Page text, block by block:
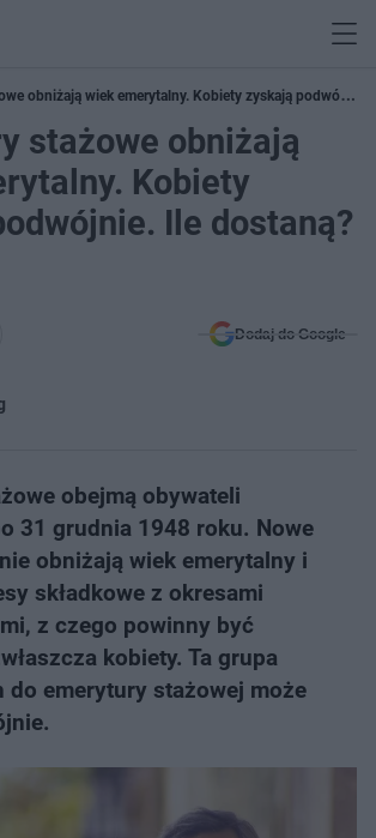
obniżają wiek emerytalny. Kobiety zyskają podwójnie.
stażowe obniżają
Kobiety
Ile dostaną?
Dodaj do Google
obejmą obywateli
31 grudnia 1948 roku. Nowe
obniżają wiek emerytalny i
składkowe z okresami
z czego powinny być
kobiety. Ta grupa
do emerytury stażowej może